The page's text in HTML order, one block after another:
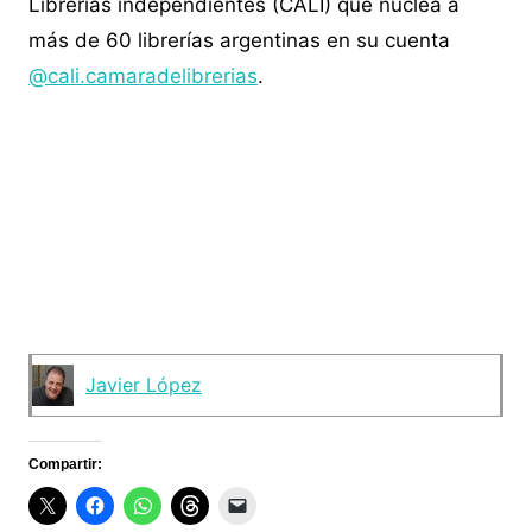
más de 60 librerías argentinas en su cuenta
@cali.camaradelibrerias.
Javier López
Compartir: